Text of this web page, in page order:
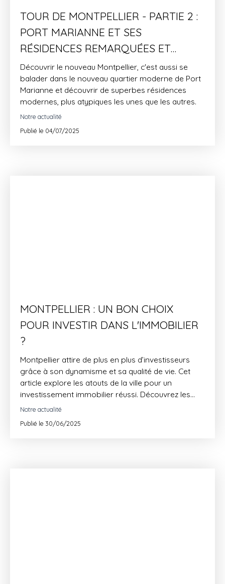
TOUR DE MONTPELLIER - PARTIE 2 :
PORT MARIANNE ET SES
RÉSIDENCES REMARQUÉES ET
REMARQUABLES
Découvrir le nouveau Montpellier, c'est aussi se
balader dans le nouveau quartier moderne de Port
Marianne et découvrir de superbes résidences
modernes, plus atypiques les unes que les autres.
Notre actualité
Publié le 04/07/2025
MONTPELLIER : UN BON CHOIX
POUR INVESTIR DANS L'IMMOBILIER
?
Montpellier attire de plus en plus d’investisseurs
grâce à son dynamisme et sa qualité de vie. Cet
article explore les atouts de la ville pour un
investissement immobilier réussi. Découvrez les
quartiers porteurs, la rentabilité locative et
IMMOBILIER.
Notre actualité
Publié le 30/06/2025